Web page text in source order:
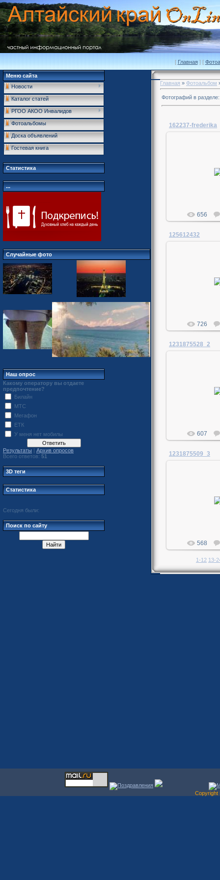
[ Главная ] [
Меню сайта
Новости
Каталог статей
РГОО АКОО Инвалидов
Фотоальбомы
Доска объявлений
Гостевая книга
Статистика
...
Случайные фото
Наш опрос
Какому оператору вы отдаете
предпочтение?
Билайн
МТС
Мегафон
ЕТК
У меня нет мобилы
Результаты | Архив опросов
Всего ответов: 51
3D теги
Статистика
Сегодня были:
Поиск по сайту
Главная » Фотоальбом
Фотографий в разделе
162237-frederika
656
125612432
726
1231875528_2
607
1231875509_3
568
1-12 13-